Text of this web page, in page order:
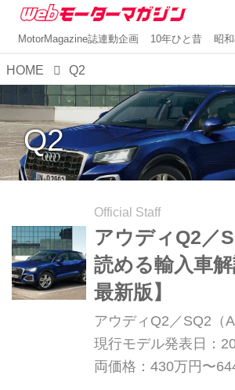
MotorMagazine誌連動企画 10年ひと昔 昭
HOME Q2
Q2
Official Staff
アウディQ2／
読める輸入車
最新版】
アウディQ2／SQ2（
現行モデル発表日：
両価格：430万円〜